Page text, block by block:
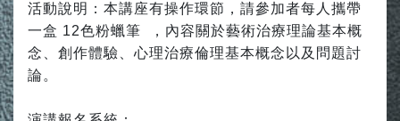
活動說明：本講座有操作環節，請參加者每人攜帶
一盒 12色粉蠟筆 ，內容關於藝術治療理論基本概
念、創作體驗、心理治療倫理基本概念以及問題討
論。